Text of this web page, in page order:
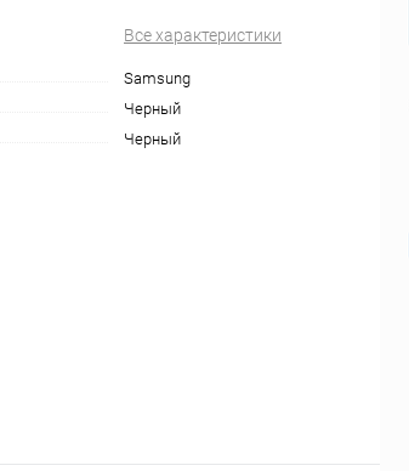
Все характеристики
Samsung
Черный
Черный